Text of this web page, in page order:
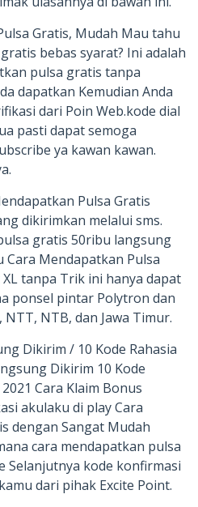
Gratis, Mudah Mau tahu
bebas syarat? Ini adalah
pulsa gratis tanpa
dapatkan Kemudian Anda
dari Poin Web.kode dial
pasti dapat semoga
ya kawan kawan.
Pulsa Gratis
dikirimkan melalui sms.
gratis 50ribu langsung
Mendapatkan Pulsa
tanpa Trik ini hanya dapat
ponsel pintar Polytron dan
NTB, dan Jawa Timur.
Dikirim / 10 Kode Rahasia
Dikirim 10 Kode
Cara Klaim Bonus
akulaku di play Cara
dengan Sangat Mudah
cara mendapatkan pulsa
Selanjutnya kode konfirmasi
dari pihak Excite Point.